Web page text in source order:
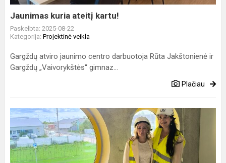
Jaunimas kuria ateitį kartu!
Paskelbta: 2025-08-22
Kategorija: Projektinė veikla
Gargždų atviro jaunimo centro darbuotoja Rūta Jakštonienė ir
Gargždų „Vaivorykštės“ gimnaz...
Plačiau
Apie
darbą
su
jaunimu